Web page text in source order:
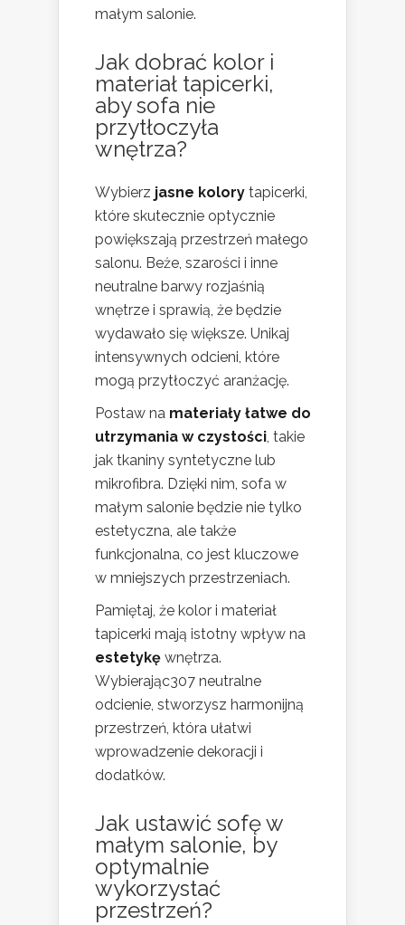
małym salonie.
Jak dobrać kolor i
materiał tapicerki,
aby sofa nie
przytłoczyła
wnętrza?
Wybierz jasne kolory tapicerki,
które skutecznie optycznie
powiększają przestrzeń małego
salonu. Beże, szarości i inne
neutralne barwy rozjaśnią
wnętrze i sprawią, że będzie
wydawało się większe. Unikaj
intensywnych odcieni, które
mogą przytłoczyć aranżację.
Postaw na materiały łatwe do
utrzymania w czystości, takie
jak tkaniny syntetyczne lub
mikrofibra. Dzięki nim, sofa w
małym salonie będzie nie tylko
estetyczna, ale także
funkcjonalna, co jest kluczowe
w mniejszych przestrzeniach.
Pamiętaj, że kolor i materiał
tapicerki mają istotny wpływ na
estetykę wnętrza.
Wybierając307 neutralne
odcienie, stworzysz harmonijną
przestrzeń, która ułatwi
wprowadzenie dekoracji i
dodatków.
Jak ustawić sofę w
małym salonie, by
optymalnie
wykorzystać
przestrzeń?